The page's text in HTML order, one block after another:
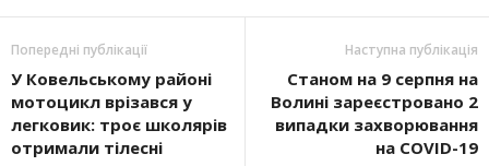
Попередні публікації
У Ковельському районі
мотоцикл врізався у
легковик: троє школярів
отримали тілесні
Наступна публікація
Станом на 9 серпня на
Волині зареєстровано 2
випадки захворювання
на COVID-19